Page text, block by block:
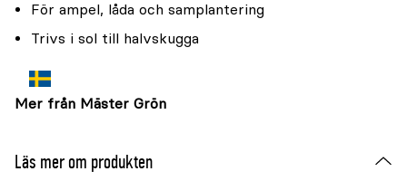
För ampel, låda och samplantering
Trivs i sol till halvskugga
Mer från Mäster Grön
Läs mer om produkten